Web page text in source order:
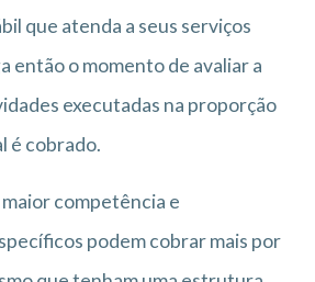
que atenda a seus serviços
então o momento de avaliar a
executadas na proporção
é cobrado.
competência e
podem cobrar mais por